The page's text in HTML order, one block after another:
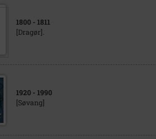
1800 - 1811
[Dragør].
1920 - 1990
[Søvang]